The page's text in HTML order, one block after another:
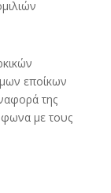
εποίκων
της
με τους